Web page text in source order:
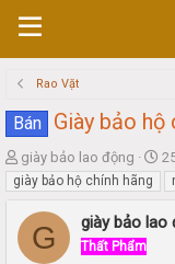
Rao Vặt
Bán Giày bảo hộ
T
h
r
e
d
giày bảo lao động
S
a
r
giày bảo hộ chính hãng
G giày bảo lao
Thất Phẩm